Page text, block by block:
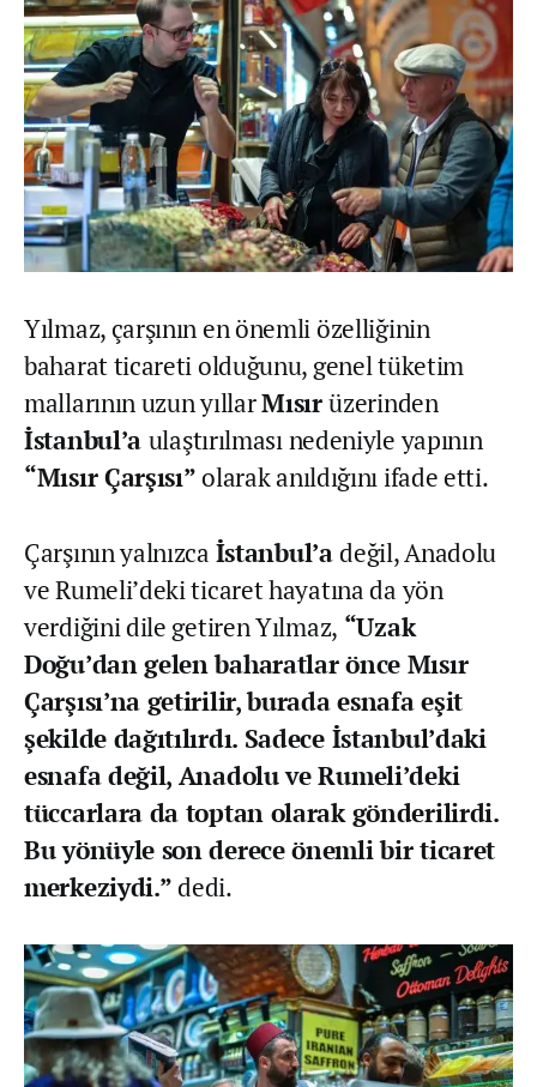
Yılmaz, çarşının en önemli özelliğinin
baharat ticareti olduğunu, genel tüketim
mallarının uzun yıllarMısırüzerinden
İstanbul’a ulaştırılması nedeniyle yapının
“Mısır Çarşısı”olarak anıldığını ifade etti.
Çarşının yalnızca İstanbul’adeğil, Anadolu
ve Rumeli’deki ticaret hayatına da yön
verdiğini dile getiren Yılmaz, “Uzak
Doğu’dan gelen baharatlar önce Mısır
Çarşısı’na getirilir, burada esnafa eşit
şekilde dağıtılırdı. Sadece İstanbul’daki
esnafa değil, Anadolu ve Rumeli’deki
tüccarlara da toptan olarak gönderilirdi.
Bu yönüyle son derece önemli bir ticaret
merkeziydi.”dedi.